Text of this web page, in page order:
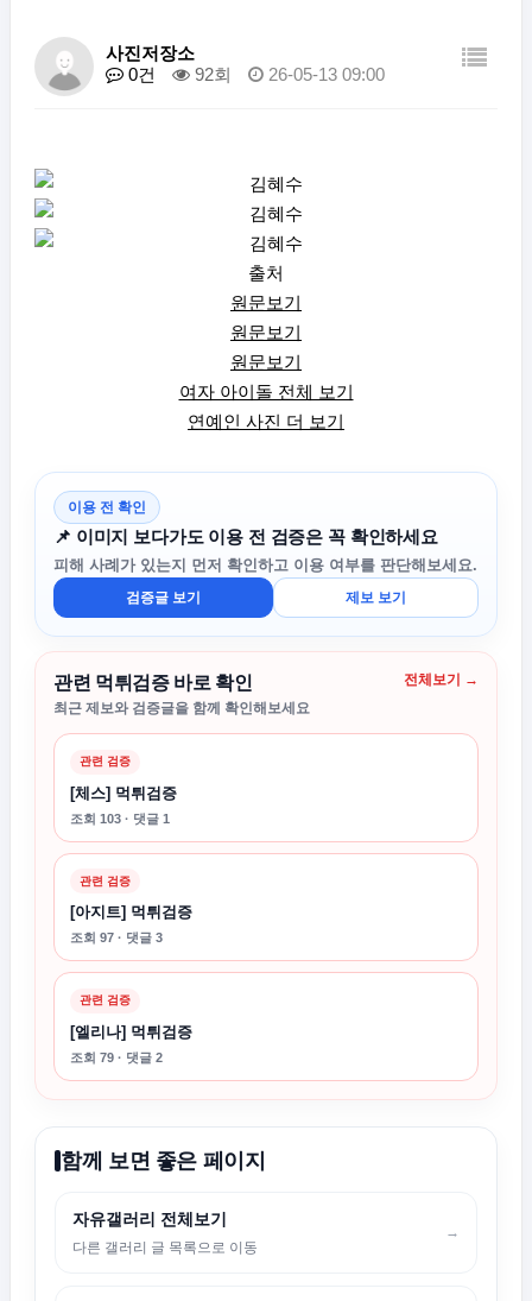
사진저장소
0건
92회 26-05-13 09:00
출처
원문보기
원문보기
원문보기
여자 아이돌 전체 보기
연예인 사진 더 보기
이용 전 확인
📌 이미지 보다가도 이용 전 검증은 꼭 확인하세요
피해 사례가 있는지 먼저 확인하고 이용 여부를 판단해보세요.
검증글 보기 제보 보기
관련 먹튀검증 바로 확인
최근 제보와 검증글을 함께 확인해보세요
전체보기 →
관련 검증
[체스] 먹튀검증
조회 103 · 댓글 1
관련 검증
[아지트] 먹튀검증
조회 97 · 댓글 3
관련 검증
[엘리나] 먹튀검증
조회 79 · 댓글 2
함께 보면 좋은 페이지
자유갤러리 전체보기
다른 갤러리 글 목록으로 이동
→